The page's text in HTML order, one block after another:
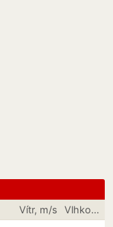
Vítr, m/s Vlhkost vzduchu